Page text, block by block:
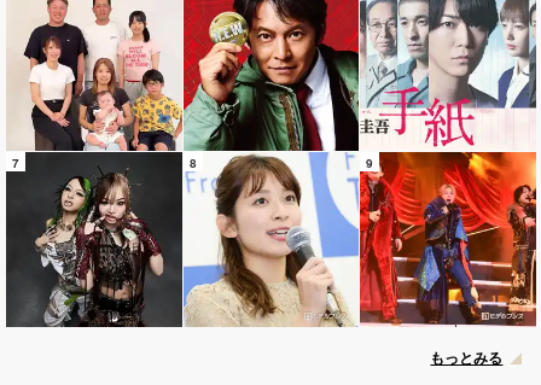
7 8 9
もっとみる